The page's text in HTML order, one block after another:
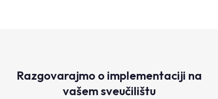
Razgovarajmo o implementaciji na
vašem sveučilištu